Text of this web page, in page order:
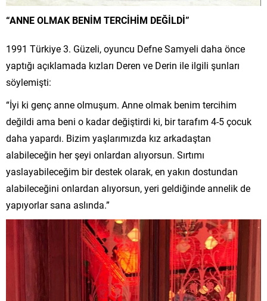
“ANNE OLMAK BENİM TERCİHİM DEĞİLDİ”
1991 Türkiye 3. Güzeli, oyuncu Defne Samyeli daha önce
yaptığı açıklamada kızları Deren ve Derin ile ilgili şunları
söylemişti:
“İyi ki genç anne olmuşum. Anne olmak benim tercihim
değildi ama beni o kadar değiştirdi ki, bir tarafım 4-5 çocuk
daha yapardı. Bizim yaşlarımızda kız arkadaştan
alabileceğin her şeyi onlardan alıyorsun. Sırtımı
yaslayabileceğim bir destek olarak, en yakın dostundan
alabileceğini onlardan alıyorsun, yeri geldiğinde annelik de
yapıyorlar sana aslında.”